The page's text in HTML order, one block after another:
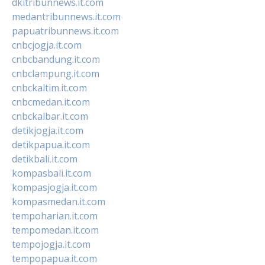
medantribunnews.it.com
papuatribunnews.it.com
cnbcjogja.it.com
cnbcbandung.it.com
cnbclampung.it.com
cnbckaltim.it.com
cnbcmedan.it.com
cnbckalbar.it.com
detikjogja.it.com
detikpapua.it.com
detikbali.it.com
kompasbali.it.com
kompasjogja.it.com
kompasmedan.it.com
tempoharian.it.com
tempomedan.it.com
tempojogja.it.com
tempopapua.it.com